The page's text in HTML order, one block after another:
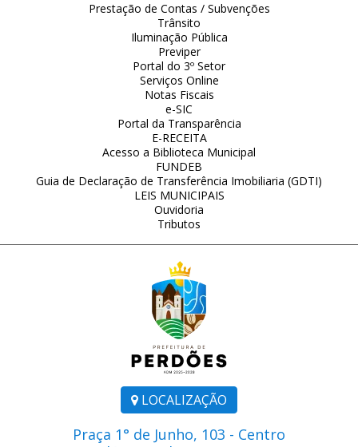
LOCALIZAÇÃO
Praça 1° de Junho, 103 - Centro
Prestação de Contas / Subvenções
Trânsito
Iluminação Pública
Previper
Portal do 3º Setor
Serviços Online
Notas Fiscais
e-SIC
Portal da Transparência
E-RECEITA
Acesso a Biblioteca Municipal
FUNDEB
Guia de Declaração de Transferência Imobiliaria (GDTI)
LEIS MUNICIPAIS
Ouvidoria
Tributos